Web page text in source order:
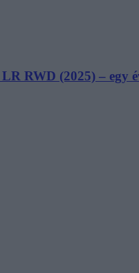
RWD (2025) – egy